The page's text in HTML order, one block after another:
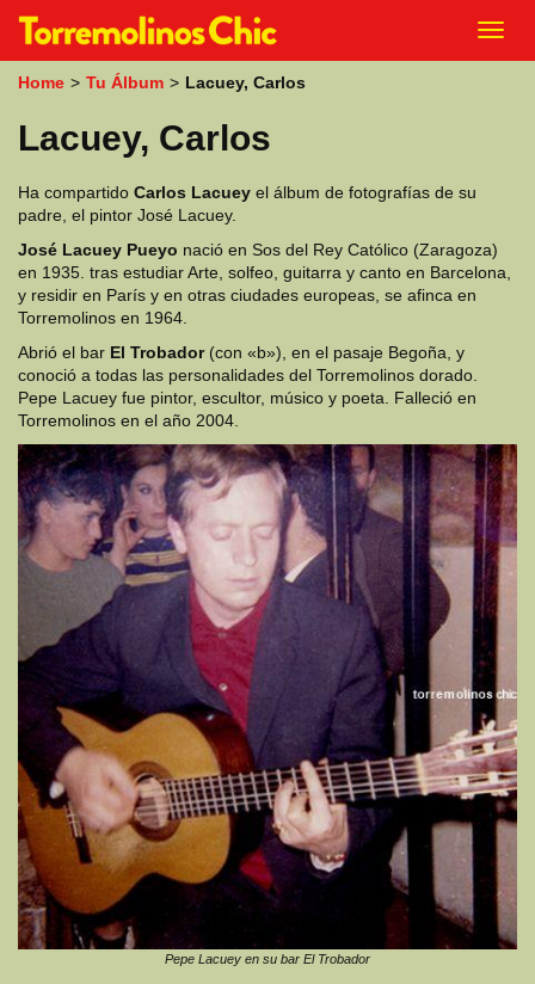
p
Home > Tu Álbum > Lacuey, Carlos
Lacuey, Carlos
Ha compartido Carlos Lacuey el álbum de fotografías de su
padre, el pintor José Lacuey.
José Lacuey Pueyo nació en Sos del Rey Católico (Zaragoza)
en 1935. tras estudiar Arte, solfeo, guitarra y canto en Barcelona,
y residir en París y en otras ciudades europeas, se afinca en
Torremolinos en 1964.
Abrió el bar El Trobador(con «b»), en el pasaje Begoña, y
conoció a todas las personalidades del Torremolinos dorado.
Pepe Lacuey fue pintor, escultor, músico y poeta. Falleció en
Torremolinos en el año 2004.
Pepe Lacuey en su bar El Trobador